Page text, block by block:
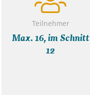
von Moray
Teilnehmer
Max. 16, im Schnitt
12